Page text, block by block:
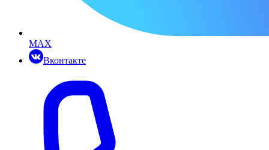
MAX
Вконтакте